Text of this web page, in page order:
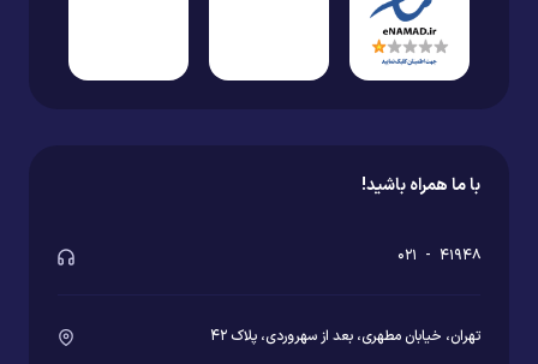
با ما همراه باشید!
۰۲۱ - ۴۱۹۴۸
تهران، خیابان مطهری، بعد از سهروردی، پلاک ۴۲